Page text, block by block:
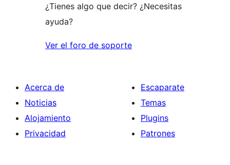
¿Tienes algo que decir? ¿Necesitas
ayuda?
Ver el foro de soporte
Acerca de
Noticias
Alojamiento
Privacidad
Escaparate
Temas
Plugins
Patrones